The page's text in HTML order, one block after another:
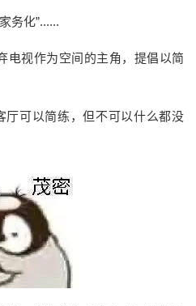
务化”......
电视作为空间的主角，提倡以简
厅可以简练，但不可以什么都没